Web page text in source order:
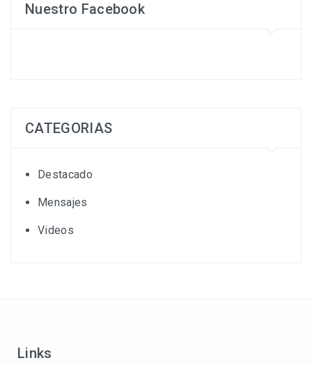
Nuestro Facebook
CATEGORIAS
Destacado
Mensajes
Videos
Links